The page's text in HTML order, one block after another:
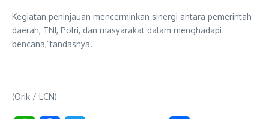
Kegiatan peninjauan mencerminkan sinergi antara pemerintah
daerah, TNI, Polri, dan masyarakat dalam menghadapi
bencana,”tandasnya.
(Orik / LCN)